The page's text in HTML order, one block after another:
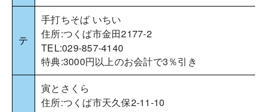
テ
手打ちそば いちい
住所:つくば市金田2177-2
TEL:029-857-4140
特典:3000円以上のお会計で3％引き
寅とさくら
住所:つくば市天久保2-11-10